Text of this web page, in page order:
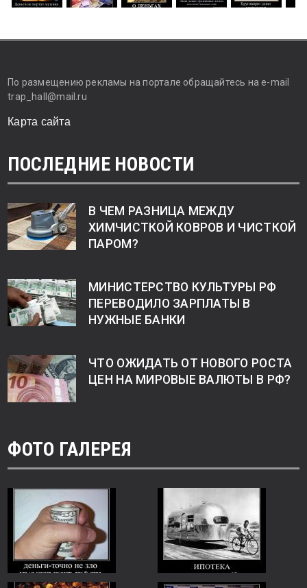
По размещению рекламы на портале обращайтесь на e-mail
trap_hall@mail.ru
Карта сайта
ПОСЛЕДНИЕ НОВОСТИ
В ЧЕМ РАЗНИЦА МЕЖДУ
ХИМЧИСТКОЙ КОВРОВ И ЧИСТКОЙ
ПАРОМ?
МИНИСТЕРСТВО КУЛЬТУРЫ РФ
ПЕРЕВОДИЛО ЗАРПЛАТЫ В
НУЖНЫЕ БАНКИ
ЧТО ОЖИДАТЬ ОТ НОВОГО РОСТА
ЦЕН НА МИРОВЫЕ ВАЛЮТЫ В РФ?
ФОТО ГАЛЕРЕЯ